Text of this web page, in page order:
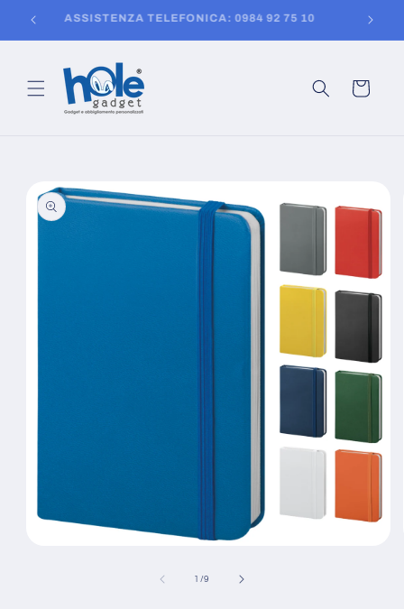
direttamenteASSISTENZA TELEFONICA: 0984 92 75 10
Carrello
informazioni
sul prodotto
1 /su
9